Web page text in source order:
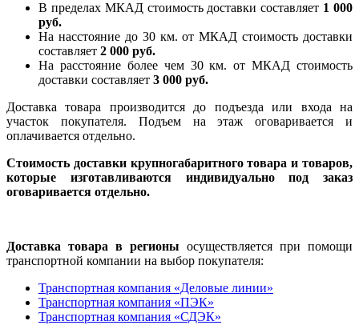
В пределах МКАД стоимость доставки составляет 1 000
руб.
На насcтояние до 30 км. от МКАД стоимость доставки
составляет 2 000 руб.
На расстояние более чем 30 км. от МКАД стоимость
доставки составляет 3 000 руб.
Доставка товара производится до подъезда или входа на
участок покупателя. Подъем на этаж оговаривается и
оплачивается отдельно.
Стоимость доставки крупногабаритного товара и товаров,
которые изготавливаются индивидуально под заказ
оговаривается отдельно.
Доставка товара в регионы осуществляется при помощи
транспортной компании на выбор покупателя:
Транспортная компания «Деловые линии»
Транспортная компания «ПЭК»
Транспортная компания «СДЭК»